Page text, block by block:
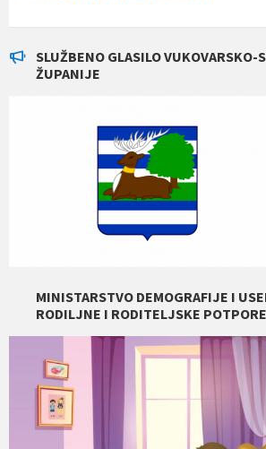
SLUŽBENO GLASILO VUKOVARSKO-
ŽUPANIJE
MINISTARSTVO DEMOGRAFIJE I
RODILJNE I RODITELJSKE POTPORE